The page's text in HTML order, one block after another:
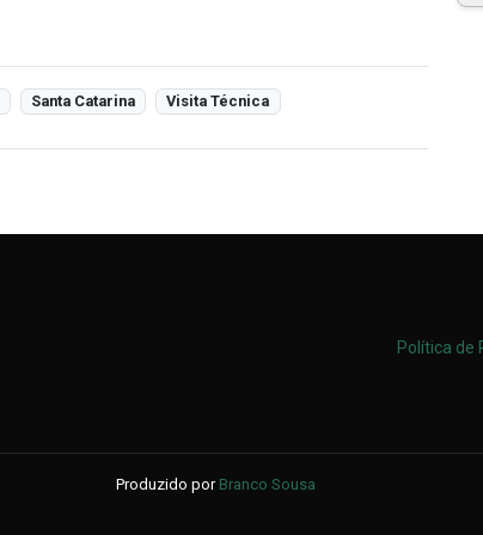
Santa Catarina Visita Técnica
Política de
Produzido por Branco Sousa